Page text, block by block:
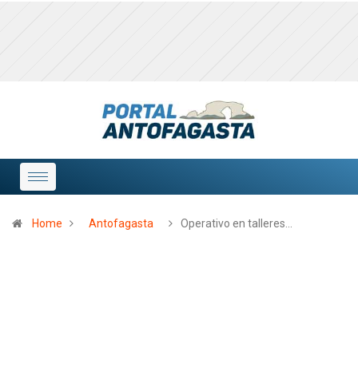
Home Antofagasta Operativo en talleres…